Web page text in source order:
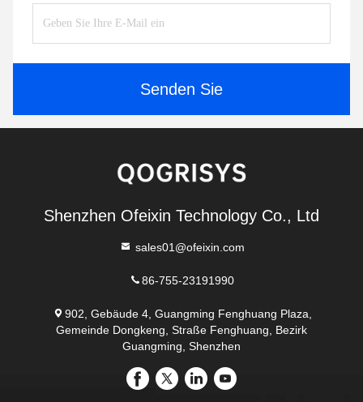
Senden Sie
Shenzhen Ofeixin Technology Co., Ltd
sales01@ofeixin.com
86-755-23191990
902, Gebäude 4, Guangming Fenghuang Plaza,
Gemeinde Dongkeng, Straße Fenghuang, Bezirk
Guangming, Shenzhen